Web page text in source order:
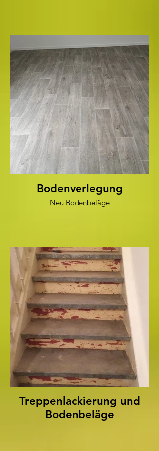
Bodenverlegung
Neu Bodenbeläge
Treppenlackierung und
Bodenbeläge